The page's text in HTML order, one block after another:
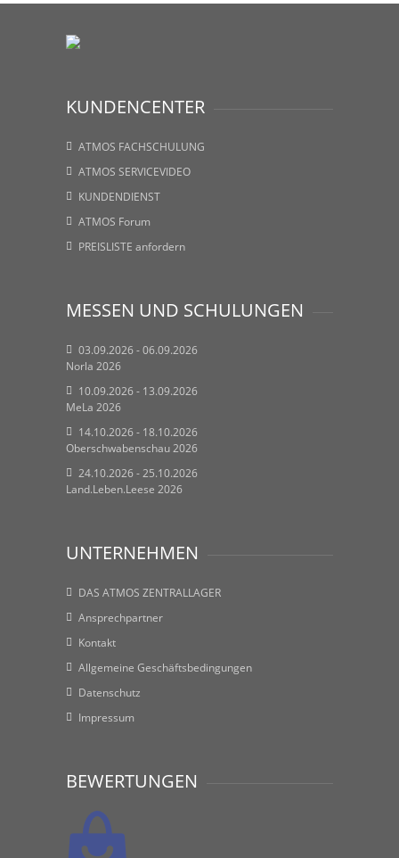
KUNDENCENTER
ATMOS FACHSCHULUNG
ATMOS SERVICEVIDEO
KUNDENDIENST
ATMOS Forum
PREISLISTE anfordern
MESSEN UND SCHULUNGEN
03.09.2026 - 06.09.2026
Norla 2026
10.09.2026 - 13.09.2026
MeLa 2026
14.10.2026 - 18.10.2026
Oberschwabenschau 2026
24.10.2026 - 25.10.2026
Land.Leben.Leese 2026
UNTERNEHMEN
DAS ATMOS ZENTRALLAGER
Ansprechpartner
Kontakt
Allgemeine Geschäftsbedingungen
Datenschutz
Impressum
BEWERTUNGEN